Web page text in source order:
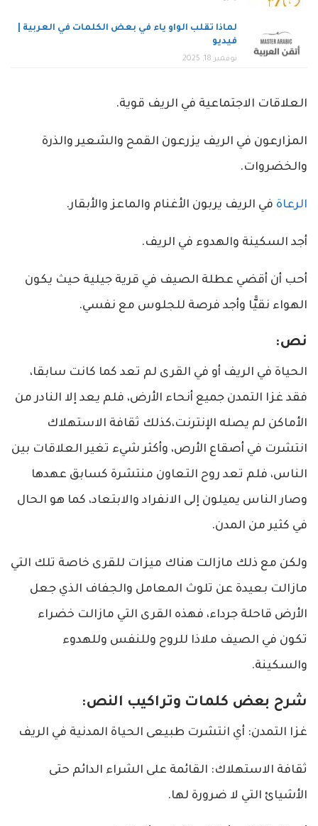
لماذا تقلب الواو ياء في بعض الكلمات في العربية |
فيديو
نوفمبر 18, 2025
العلاقات الاجتماعية في الريف قوية.
المزارعون في الريف يزرعون القمح والشعير والذرة
والخضروات.
الرعاة في الريف يربون الأغنام والماعز والأبقار.
أجد السكينة والهدوء في الريف.
أحب أن أقضي عطلة الصيف في قرية جيلية حيث يكون
الهواء نقيًّا وأجد فرصة للجلوس مع نفسي.
نص:
الحياة في الريف أو في القرى لم تعد كما كانت سابقا،
فقد غزا التمدن جميع أنحاء الأرض، فلم يعد إلا النادر من
الأماكن لم يصله الإنترنت،كذلك ثقافة الاستهلاك
انتشرت في أصقاع الأرص، وأكثر شيء تغير العلاقات بين
الناس، فلم تعد روح التعاون منتشرة كسابق عهدها
وصار الناس يميلون إلى الانفراد والابتعاد، كما هو الحال
في كثير من المدن.
ولكن مع ذلك مازالت هناك ميزات للقرى خاصة تلك التي
مازالت بعيدة عن تلوث المعامل والجفاف الذي جعل
الأرض قاحلة جرداء، فهذه القرى التي مازالت خضراء
تكون في الصيف ملاذا للروح وللنفس وللهدوء
والسكينة.
شرح بعض كلمات وتراكيب النص:
غزا التمدن: أي انتشرت طبيعى الحياة المدنية في الريف
ثقافة الاستهلاك: القائمة على الشراء الدائم حتى
الأشيائ التي لا ضرورة لها.